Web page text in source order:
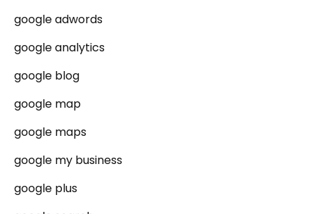
google adwords
google analytics
google blog
google map
google maps
google my business
google plus